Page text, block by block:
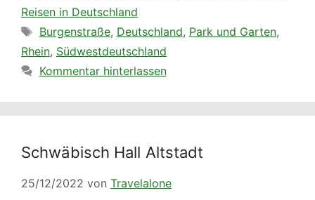
Reisen in Deutschland
Schlagwörter
Burgenstraße, Deutschland, Park und Garten,
Rhein, Südwestdeutschland
Kommentar hinterlassen
Schwäbisch Hall Altstadt
25/12/2022 von Travelalone